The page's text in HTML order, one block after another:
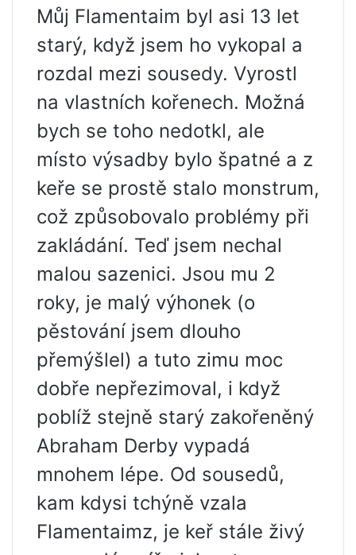
Můj Flamentaim byl asi 13 let
starý, když jsem ho vykopal a
rozdal mezi sousedy. Vyrostl
na vlastních kořenech. Možná
bych se toho nedotkl, ale
místo výsadby bylo špatné a z
keře se prostě stalo monstrum,
což způsobovalo problémy při
zakládání. Teď jsem nechal
malou sazenici. Jsou mu 2
roky, je malý výhonek (o
pěstování jsem dlouho
přemýšlel) a tuto zimu moc
dobře nepřezimoval, i když
poblíž stejně starý zakořeněný
Abraham Derby vypadá
mnohem lépe. Od sousedů,
kam kdysi tchýně vzala
Flamentaimz, je keř stále živý